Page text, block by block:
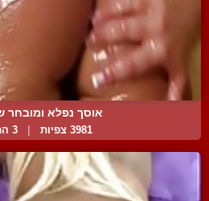
אוסך נפלא ומובחר
3981 צפיות 3 המלצות